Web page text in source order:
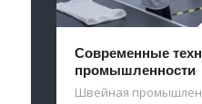
Современные
промышленности
Швейная